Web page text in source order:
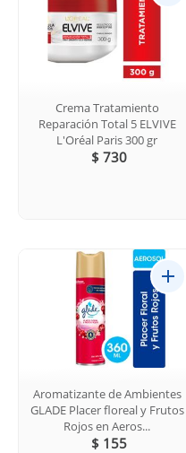
Crema Tratamiento
Reparación Total 5 ELVIVE
L'Oréal Paris 300 gr
$ 730
Aromatizante de Ambientes
GLADE Placer floreal y Frutos
Rojos en Aeros...
$ 155